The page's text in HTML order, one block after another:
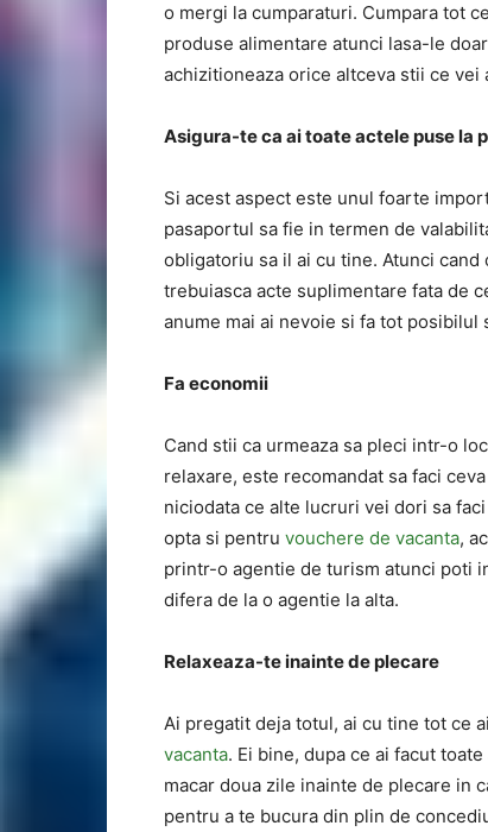
o mergi la cumparaturi. Cumpara tot
produse alimentare atunci lasa-le
achizitioneaza orice altceva stii ce
Asigura-te ca ai toate actele puse la
Si acest aspect este unul foarte
pasaportul sa fie in termen de
obligatoriu sa il ai cu tine. Atunci
trebuiasca acte suplimentare fata de
anume mai ai nevoie si fa tot posibilul
Fa economii
Cand stii ca urmeaza sa pleci intr-o
relaxare, este recomandat sa faci
niciodata ce alte lucruri vei dori sa
opta si pentru vouchere de vacanta,
printr-o agentie de turism atunci poti
difera de la o agentie la alta.
Relaxeaza-te inainte de plecare
Ai pregatit deja totul, ai cu tine tot ce
vacanta. Ei bine, dupa ce ai facut
macar doua zile inainte de plecare in
pentru a te bucura din plin de